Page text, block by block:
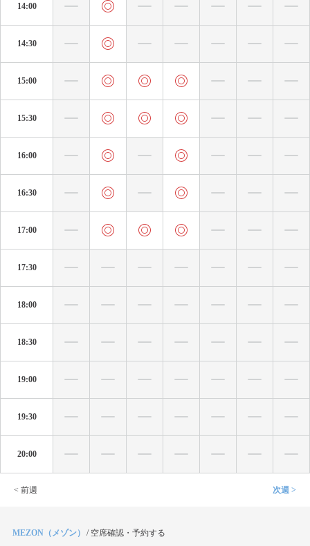
14:00
14:30
15:00
15:30
16:00
16:30
17:00
17:30
18:00
18:30
19:00
19:30
20:00
< 前週 次週 >
MEZON（メゾン） / 空席確認・予約する